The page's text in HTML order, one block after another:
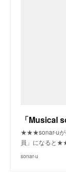
★★★sonar-uが
員」になると
sonar-u